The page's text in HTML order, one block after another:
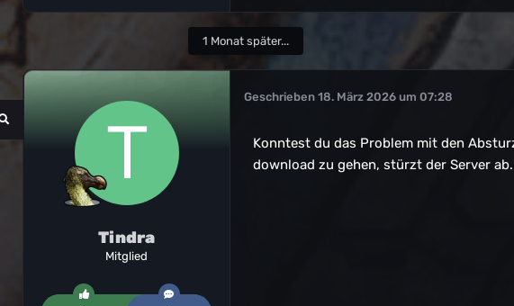
1 Monat später...
Tindra
Mitglied
Geschrieben 18. März 2026 um 07:28
Konntest du das Problem mit den
download zu gehen, stürzt der Server